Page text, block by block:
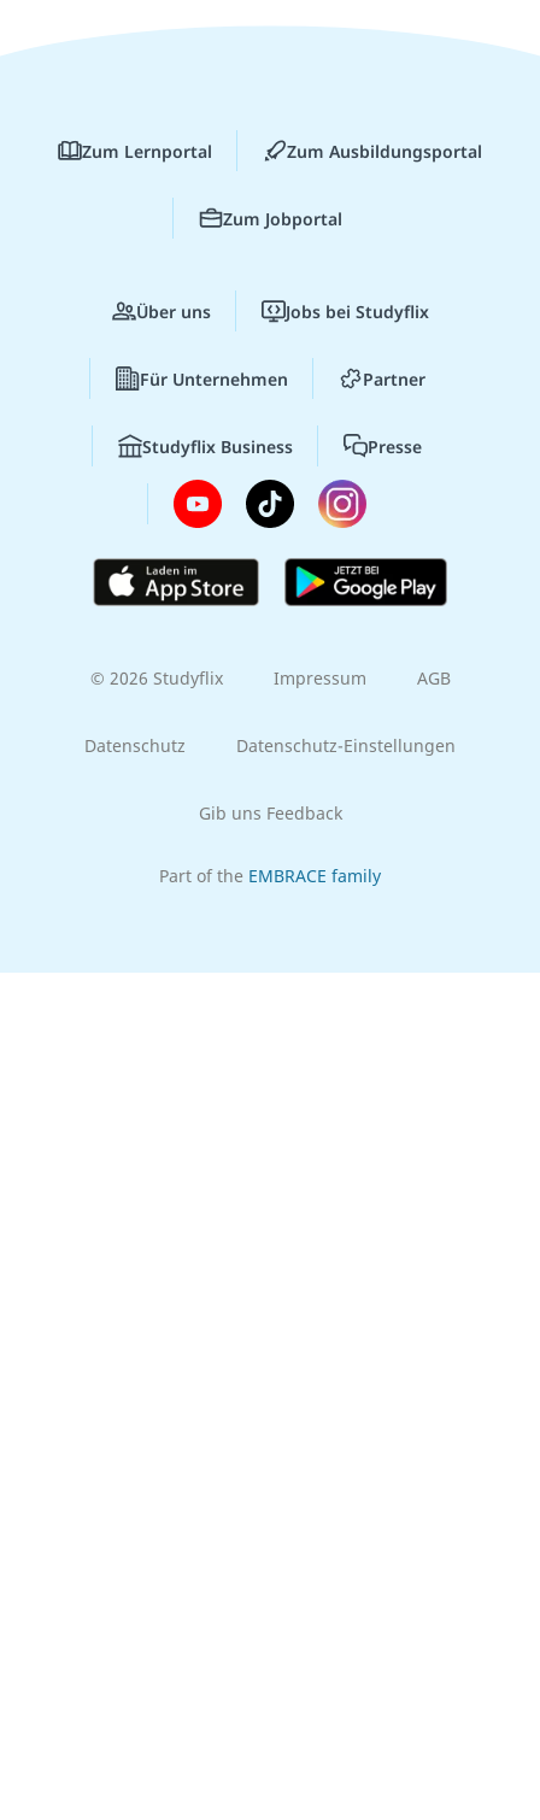
Zum Lernportal Zum Ausbildungsportal
Zum Jobportal
Über uns Jobs bei Studyflix
Für Unternehmen Partner
Studyflix Business Presse
© 2026 Studyflix Impressum AGB
Datenschutz Datenschutz-Einstellungen
Gib uns Feedback
Part of the EMBRACE family